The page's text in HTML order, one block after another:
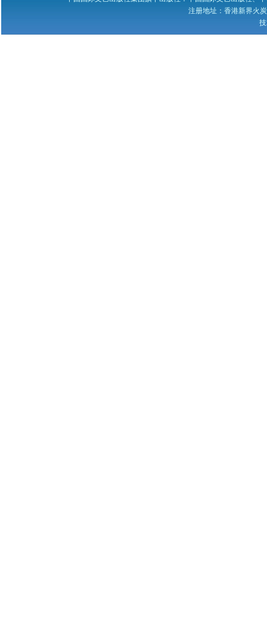
若您的图书资料在本网站
zggjwycbs@163.com与本网
注册地址：香港新界火